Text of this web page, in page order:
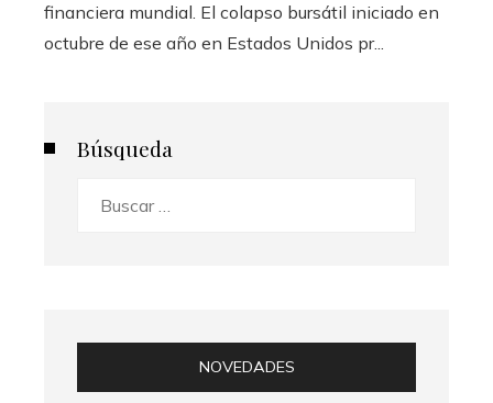
financiera mundial. El colapso bursátil iniciado en
octubre de ese año en Estados Unidos pr...
Búsqueda
NOVEDADES